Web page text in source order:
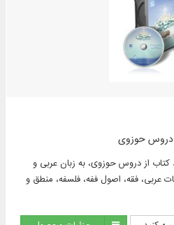
۲۳۰ عنوان در ۷۸۵ جلد كتاب از دروس حوزوی، به زبان عربی و
عربی، فقه، اصول ففه، فلسفه، منطق و